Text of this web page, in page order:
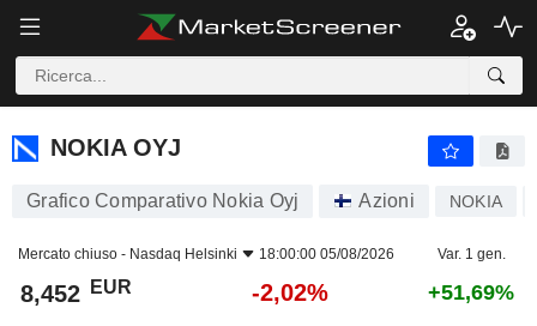
NOKIA OYJ
NOKIA OYJ
Grafico Comparativo Nokia Oyj Azioni NOKIA
Mercato chiuso - Nasdaq Helsinki 18:00:00 05/08/2026 Var. 1 gen.
8,452 EUR -2,02% +51,69%